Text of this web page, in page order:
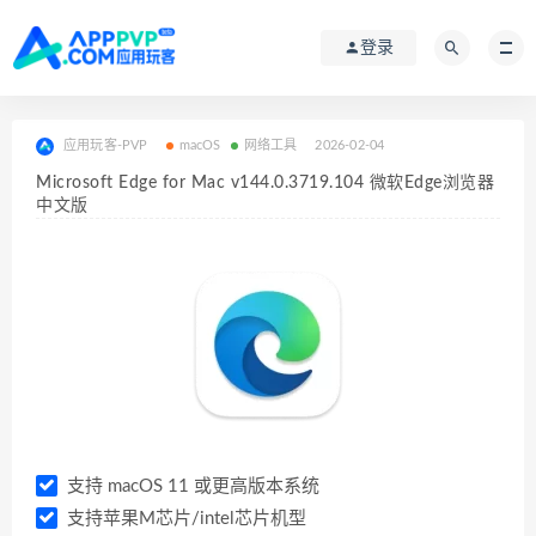
登录
应用玩客-PVP macOS 网络工具 2026-02-04
Microsoft Edge for Mac v144.0.3719.104 微软Edge浏览器
中文版
支持 macOS 11 或更高版本系统
支持苹果M芯片/intel芯片机型